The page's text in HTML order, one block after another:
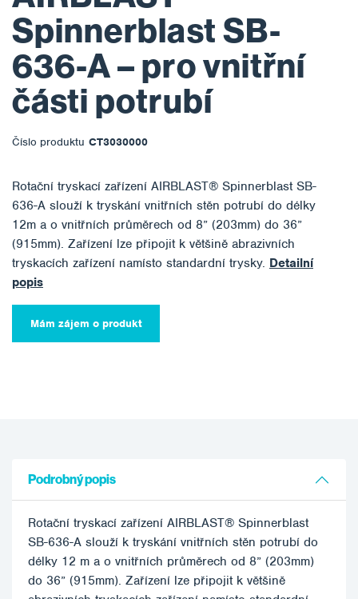
Spinnerblast SB-
636-A – pro vnitřní
části potrubí
Číslo produktu CT3030000
Rotační tryskací zařízení AIRBLAST® Spinnerblast SB-
636-A slouží k tryskání vnitřních stěn potrubí do délky
12m a o vnitřních průměrech od 8” (203mm) do 36”
(915mm). Zařízení lze připojit k většině abrazivních
tryskacích zařízení namísto standardní trysky. Detailní
popis
Mám zájem o produkt
Podrobný popis
Rotační tryskací zařízení AIRBLAST® Spinnerblast
SB-636-A slouží k tryskání vnitřních stěn potrubí do
délky 12 m a o vnitřních průměrech od 8” (203mm)
do 36” (915mm). Zařízení lze připojit k většině